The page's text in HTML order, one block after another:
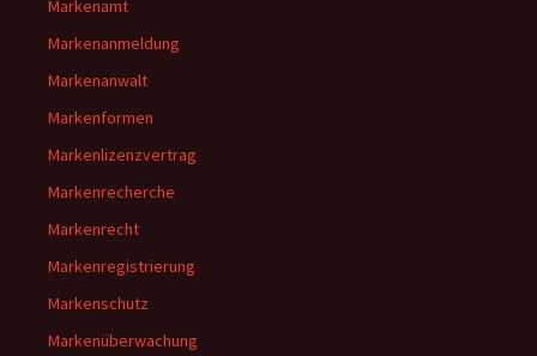
Markenamt
Markenanmeldung
Markenanwalt
Markenformen
Markenlizenzvertrag
Markenrecherche
Markenrecht
Markenregistrierung
Markenschutz
Markenüberwachung